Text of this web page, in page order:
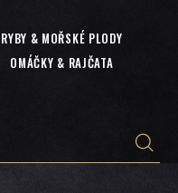
RYBY & MOŘSKÉ PLODY
OMÁČKY & RAJČATA